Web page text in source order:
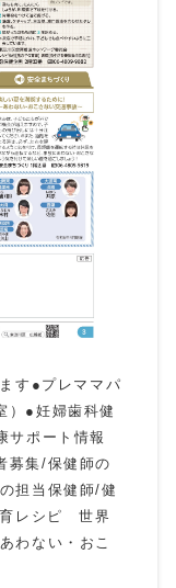
す●プレママパ
）●妊婦歯科健
サポート情報
募集/保健師の
担当保健師/健
育レシピ 世界
わない・おこ